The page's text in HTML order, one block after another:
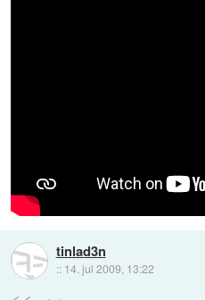
tinlad3n
:: 14. jul 2009, 13:22